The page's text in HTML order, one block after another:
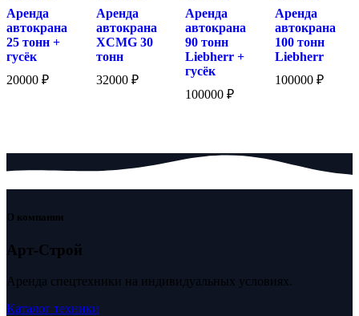
Аренда
автокрана
25 тонн +
гусёк
20000 ₽
Аренда
автокрана
XCMG 30
тонн
32000 ₽
Аренда
автокрана
90 тонн
Liebherr +
гусёк
100000₽
Аренда
автокрана
100 тонн
Liebherr
100000 ₽
О компании
Арт-Строй
Аренда спецтехники на индивидуальных условиях.
Каталог техники